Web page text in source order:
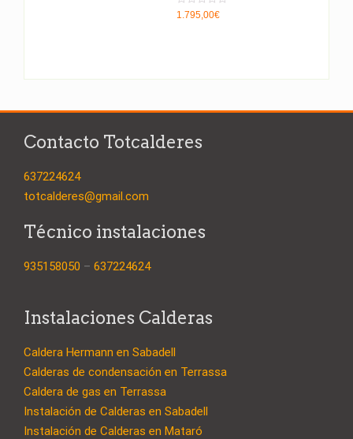
Valorado
1.795,00€
Contacto Totcalderes
637224624
totcalderes@gmail.com
Técnico instalaciones
935158050 – 637224624
Instalaciones Calderas
Caldera Hermann en Sabadell
Calderas de condensación en Terrassa
Caldera de gas en Terrassa
Instalación de Calderas en Sabadell
Instalación de Calderas en Mataró